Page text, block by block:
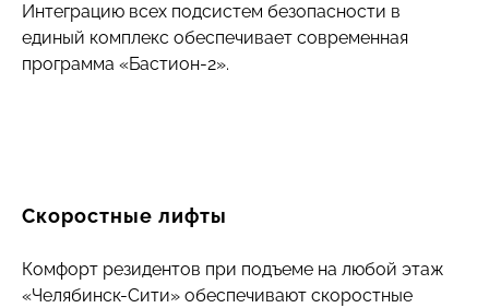
Интеграцию всех подсистем безопасности в
единый комплекс обеспечивает современная
программа «Бастион-2».
Скоростные лифты
Комфорт резидентов при подъеме на любой этаж
«Челябинск-Сити» обеспечивают скоростные